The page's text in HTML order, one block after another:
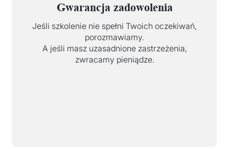
Gwarancja zadowolenia
Jeśli szkolenie nie spełni Twoich oczekiwań,
porozmawiamy.
A jeśli masz uzasadnione zastrzeżenia,
zwracamy pieniądze.